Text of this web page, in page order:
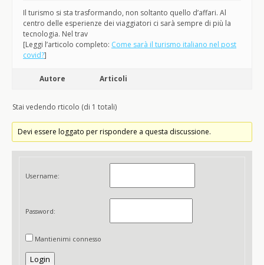
Il turismo si sta trasformando, non soltanto quello d’affari. Al
centro delle esperienze dei viaggiatori ci sarà sempre di più la
tecnologia. Nel trav
[Leggi l’articolo completo: Come sarà il turismo italiano nel post
covid?]
Autore Articoli
Stai vedendo rticolo (di 1 totali)
Devi essere loggato per rispondere a questa discussione.
Username:
Password:
Mantienimi connesso
Login